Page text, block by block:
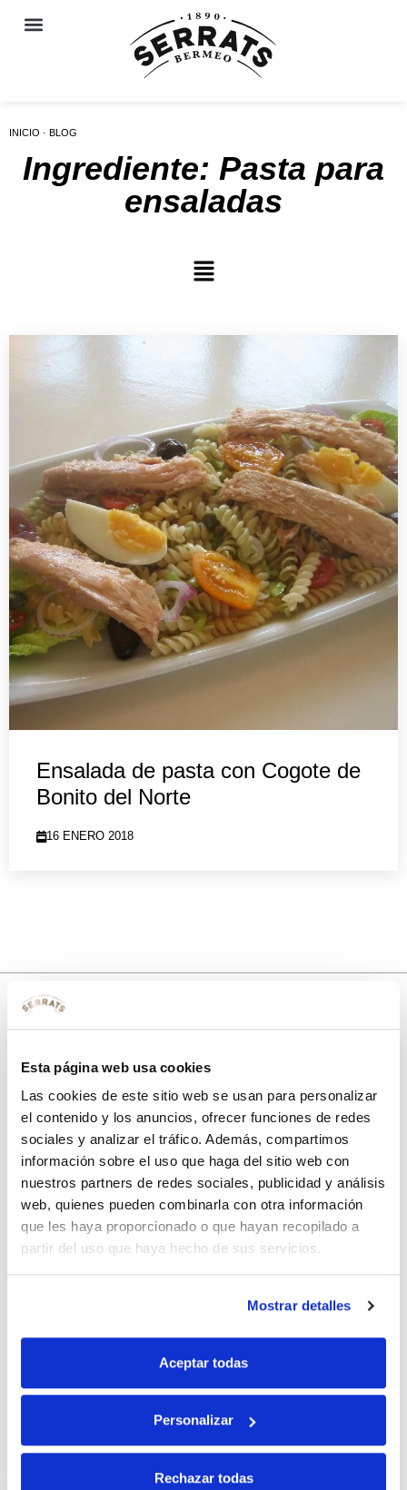
Esta página web usa cookies
Las cookies de este sitio web se usan para personalizar
el contenido y los anuncios, ofrecer funciones de redes
sociales y analizar el tráfico. Además, compartimos
información sobre el uso que haga del sitio web con
nuestros partners de redes sociales, publicidad y análisis
web, quienes pueden combinarla con otra información
que les haya proporcionado o que hayan recopilado a
partir del uso que haya hecho de sus servicios.
Mostrar detalles
Aceptar todas
Personalizar
Rechazar todas
INICIO · BLOG
Ingrediente: Pasta para
ensaladas
Ensalada de pasta con Cogote de
Bonito del Norte
16 ENERO 2018
con tu primera compra.
Apúntatea nuestra newsletter para recibir nuestras ofertas
disfruta de
un 10% de descuento en tu primera compra.
Si, he leído y acepto la política de protección de datos.
fines comerciales, legitimación: consentimiento, destinatarios: proveedor de
mensajería online, derechos: Acceder, rectificar y suprimir los datos, así como
otros derechos, como se explica en la información adicional.